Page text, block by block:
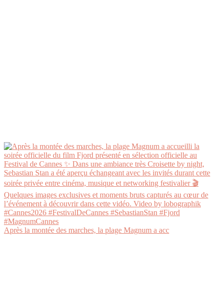
Après la montée des marches, la plage Magnum a acc